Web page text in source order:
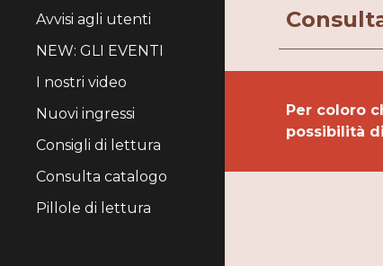
Avvisi agli utenti
NEW: GLI EVENTI
I nostri video
Nuovi ingressi
Consigli di lettura
Consulta catalogo
Pillole di lettura
Per coloro
possibilità